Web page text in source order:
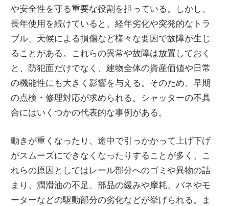
や安全性を守る重要な役割を担っている。
しかし、
長年使用を続けていると、経年劣化や突発的なトラ
ブル、天候による損傷など様々な要因で故障が生じ
ることがある。これらの異常や故障は放置しておく
と、防犯面だけでなく、建物全体の資産価値や日常
の機能性にも大きく影響を与える。そのため、早期
の点検・修理対応が求められる。シャッターの不具
合にはいくつかの代表的な事例がある。
動きが重くなったり、途中で引っかかって上げ下げ
がスムーズにできなくなったりすることが多く、こ
れらの原因としてはレール部分へのゴミや異物の詰
まり、潤滑油の不足、部品の緩みや摩耗、バネやモ
ーターなどの駆動部分の劣化などが挙げられる。ま